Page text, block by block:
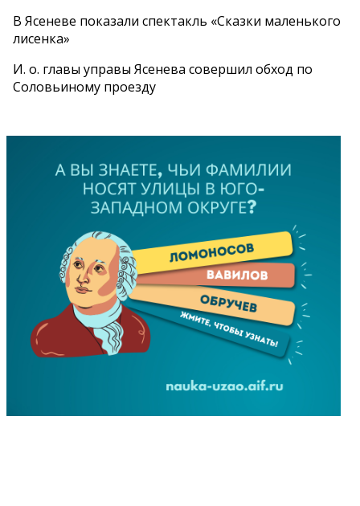
В Ясеневе показали спектакль «Сказки маленького
лисенка»
И. о. главы управы Ясенева совершил обход по
Соловьиному проезду